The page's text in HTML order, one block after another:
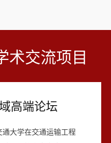
术交流项目
高端论坛
大学在交通运输工程